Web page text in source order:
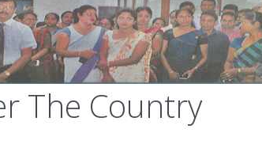
The Country